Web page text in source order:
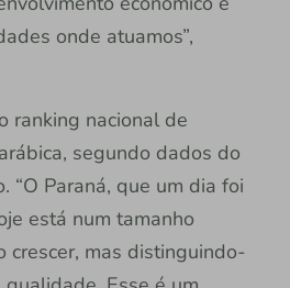
onde atuamos”,
ranking nacional de
segundo dados do
“O Paraná, que um dia foi
está num tamanho
crescer, mas distinguindo-